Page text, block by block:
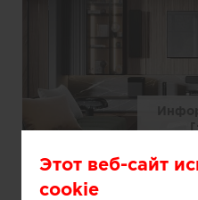
Этот веб-сайт
cookie